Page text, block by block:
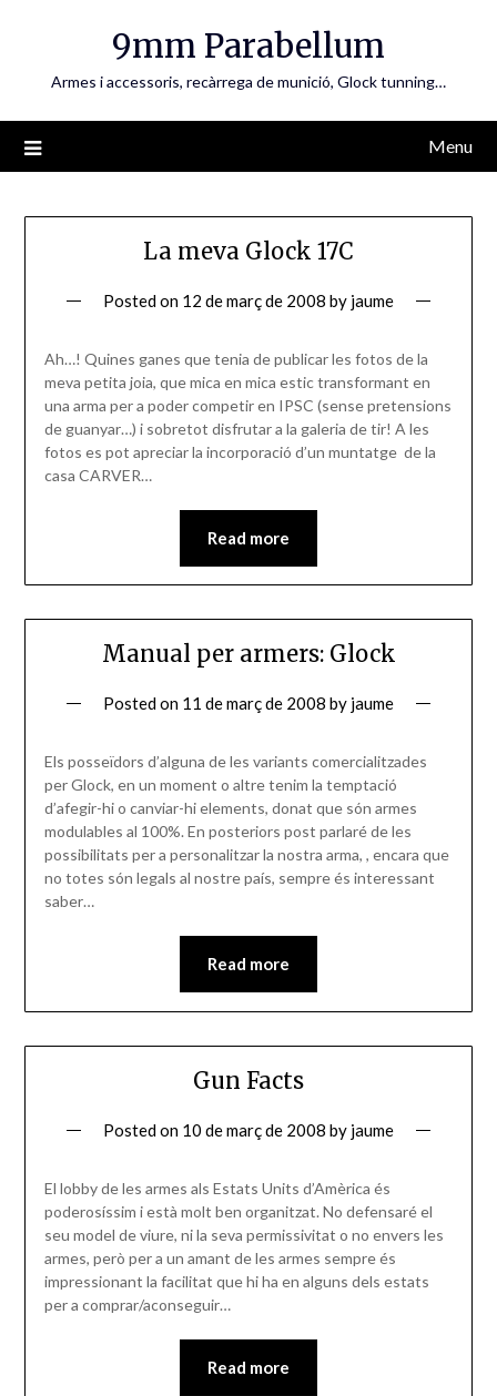
9mm Parabellum
Armes i accessoris, recàrrega de munició, Glock tunning…
Menu
La meva Glock 17C
Posted on 12 de març de 2008 by jaume
Ah…! Quines ganes que tenia de publicar les fotos de la
meva petita joia, que mica en mica estic transformant en
una arma per a poder competir en IPSC (sense pretensions
de guanyar…) i sobretot disfrutar a la galeria de tir! A les
fotos es pot apreciar la incorporació d’un muntatge de la
casa CARVER…
Read more
Manual per armers: Glock
Posted on 11 de març de 2008 by jaume
Els posseïdors d’alguna de les variants comercialitzades
per Glock, en un moment o altre tenim la temptació
d’afegir-hi o canviar-hi elements, donat que són armes
modulables al 100%. En posteriors post parlaré de les
possibilitats per a personalitzar la nostra arma, , encara que
no totes són legals al nostre país, sempre és interessant
saber…
Read more
Gun Facts
Posted on 10 de març de 2008 by jaume
El lobby de les armes als Estats Units d’Amèrica és
poderosíssim i està molt ben organitzat. No defensaré el
seu model de viure, ni la seva permissivitat o no envers les
armes, però per a un amant de les armes sempre és
impressionant la facilitat que hi ha en alguns dels estats
per a comprar/aconseguir…
Read more